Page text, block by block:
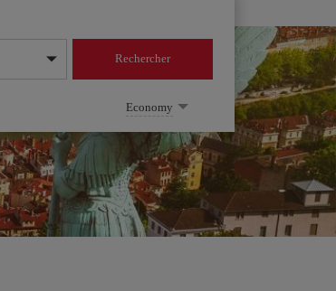
Rechercher
Economy